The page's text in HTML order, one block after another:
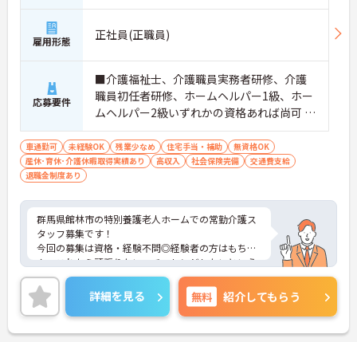
雇用形態 正社員(正職員)
応募要件
■介護福祉士、介護職員実務者研修、介護
職員初任者研修、ホームヘルパー1級、ホー
ムヘルパー2級いずれかの資格あれば尚可 ※
無資格・未経験相談可能 ■普通自動車運転
免許
車通勤可 未経験OK 残業少なめ 住宅手当・補助
無資格OK
産休･育休･介護休暇取得実績あり
高収入 社会保険完備
交通費支給
退職金制度あり
群馬県館林市の特別養護老人ホームでの常勤介護ス
タッフ募集です！
今回の募集は資格・経験不問◎経験者の方はもちろ
ん、これから頑張りたい、チャレンジしたいという
方にもオススメの求人です！
休日の相談可能、残業も少なくプライベートも大切
にしながら働ける環境です。
またマイカー通勤OKなので、通勤のストレスが少な
いのも嬉しいポイントです。
詳細を見る 無料 紹介してもらう